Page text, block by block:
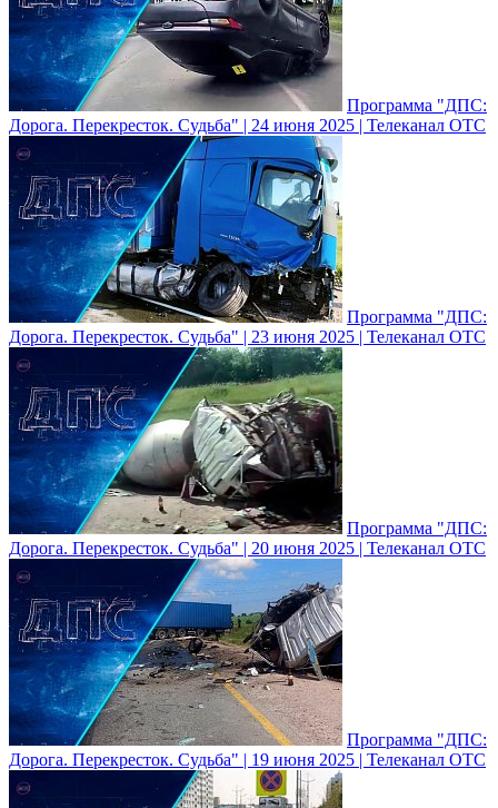
Программа "ДПС:
Дорога. Перекресток. Судьба" | 24 июня 2025 | Телеканал ОТС
Программа "ДПС:
Дорога. Перекресток. Судьба" | 23 июня 2025 | Телеканал ОТС
Программа "ДПС:
Дорога. Перекресток. Судьба" | 20 июня 2025 | Телеканал ОТС
Программа "ДПС:
Дорога. Перекресток. Судьба" | 19 июня 2025 | Телеканал ОТС